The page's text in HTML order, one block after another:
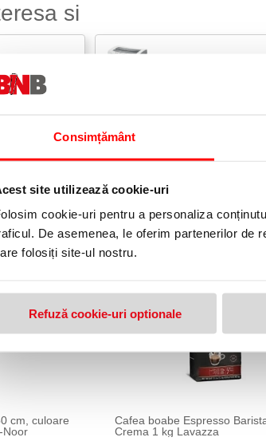
Consimțământ
site utilizează cookie-uri
cookie-uri pentru a personaliza
De asemenea, le oferim partenerilor de
folosiți site-ul nostru.
Refuză cookie-uri optionale
si
si
NOUTATI
17 %
cm, culoare
Noor
Cafea boabe Espresso
Crema 1 kg Lavazza